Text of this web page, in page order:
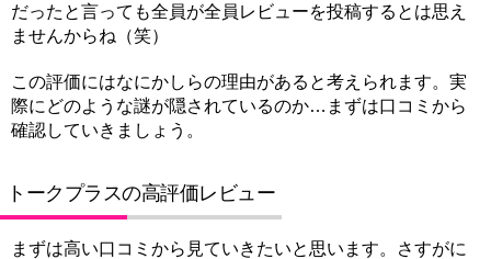
だったと言っても全員が全員レビューを投稿するとは思え
ませんからね（笑）
この評価にはなにかしらの理由があると考えられます。実
際にどのような謎が隠されているのか…まずは口コミから
確認していきましょう。
トークプラスの高評価レビュー
まずは高い口コミから見ていきたいと思います。さすがに